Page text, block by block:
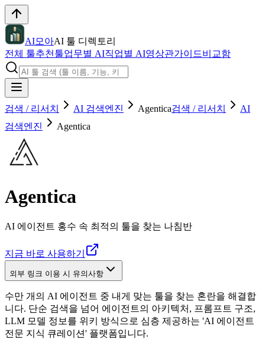
AI모아AI 툴 디렉토리
전체 툴추천툴업무별 AI직업별 AI영상관가이드비교함
검색 / 리서치 AI 검색엔진 Agentica검색 / 리서치
AI
검색엔진
Agentica
Agentica
AI 에이전트 홍수 속 최적의 툴을 찾는 나침반
지금 바로 사용하기
외부 링크 이용 시 유의사항
수만 개의 AI 에이전트 중 내게 맞는 툴을 찾는 혼란을 해결합
니다. 단순 검색을 넘어 에이전트의 아키텍처, 프롬프트 구조,
LLM 모델 정보를 위키 방식으로 심층 제공하는 'AI 에이전트
전문 지식 큐레이션' 플랫폼입니다.